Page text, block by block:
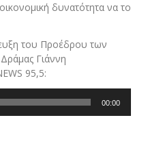
δυνατότητα να το
του Προέδρου των
Γιάννη
95,5:
00:00